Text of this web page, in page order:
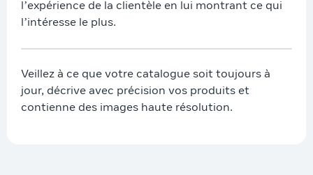
l’expérience de la clientèle en lui montrant ce qui
l’intéresse le plus.
Veillez à ce que votre catalogue soit toujours à
jour, décrive avec précision vos produits et
contienne des images haute résolution.